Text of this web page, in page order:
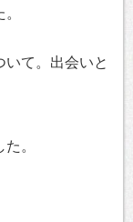
て。出会いと
。